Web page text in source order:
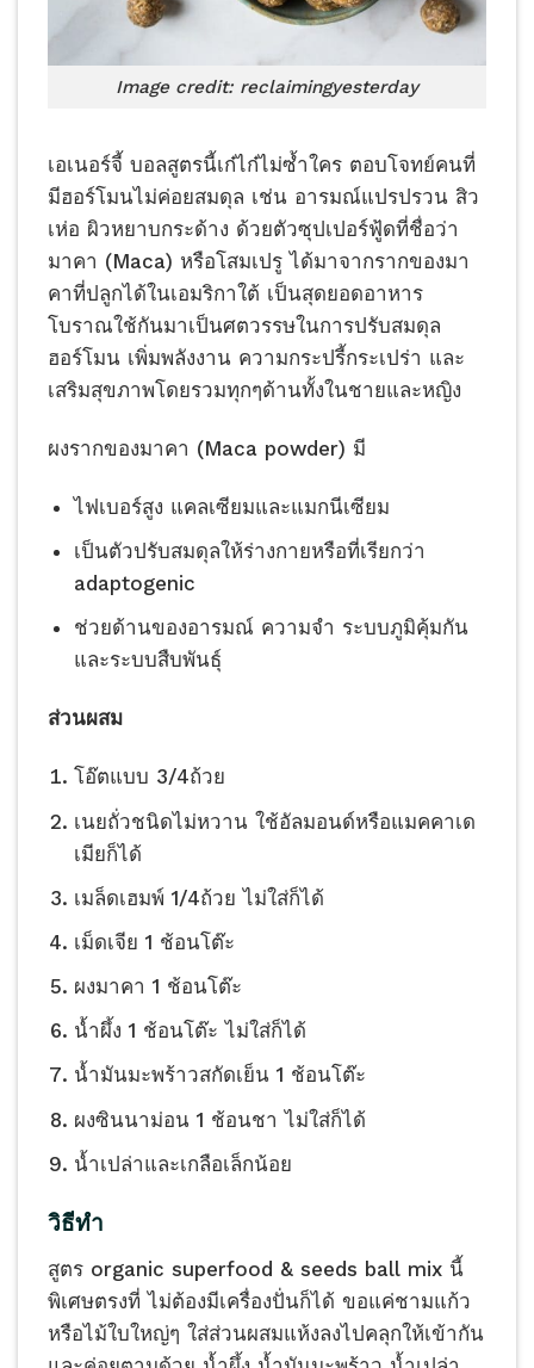
Image credit: reclaimingyesterday
เอเนอร์จี้ บอลสูตรนี้เก๋ไก๋ไม่ซ้ำใคร ตอบโจทย์คนที่
มีฮอร์โมนไม่ค่อยสมดุล เช่น อารมณ์แปรปรวน สิว
เห่อ ผิวหยาบกระด้าง ด้วยตัวซุปเปอร์ฟู้ดที่ชื่อว่า
มาคา (Maca) หรือโสมเปรู ได้มาจากรากของมา
คาที่ปลูกได้ในเอมริกาใต้ เป็นสุดยอดอาหาร
โบราณใช้กันมาเป็นศตวรรษในการปรับสมดุล
ฮอร์โมน เพิ่มพลังงาน ความกระปรี้กระเปร่า และ
เสริมสุขภาพโดยรวมทุกๆด้านทั้งในชายและหญิง
ผงรากของมาคา (Maca powder) มี
ไฟเบอร์สูง แคลเซียมและแมกนีเซียม
เป็นตัวปรับสมดุลให้ร่างกายหรือที่เรียกว่า
adaptogenic
ช่วยด้านของอารมณ์ ความจำ ระบบภูมิคุ้มกัน
และระบบสืบพันธุ์
ส่วนผสม
โอ๊ตแบบ​ 3/4ถ้วย
เนยถั่วชนิดไม่หวาน ใช้อัลมอนด์หรือแมคคาเด
เมียก็ได้
เมล็ดเฮมพ์ 1/4ถ้วย ไม่ใส่ก็ได้
เม็ดเจีย 1 ช้อนโต๊ะ
ผงมาคา 1 ช้อนโต๊ะ
น้ำผึ้ง 1 ช้อนโต๊ะ ไม่ใส่ก็ได้
น้ำมันมะพร้าวสกัดเย็น 1 ช้อนโต๊ะ
ผงซินนาม่อน 1 ช้อนชา ไม่ใส่ก็ได้
น้ำเปล่าและเกลือเล็กน้อย
วิธีทำ
สูตร organic superfood & seeds ball mix นี้
พิเศษตรงที่ ไม่ต้องมีเครื่องปั่นก็ได้ ขอแค่ชามแก้ว
หรือไม้ใบใหญ่ๆ ใส่ส่วนผสมแห้งลงไปคลุกให้เข้ากัน